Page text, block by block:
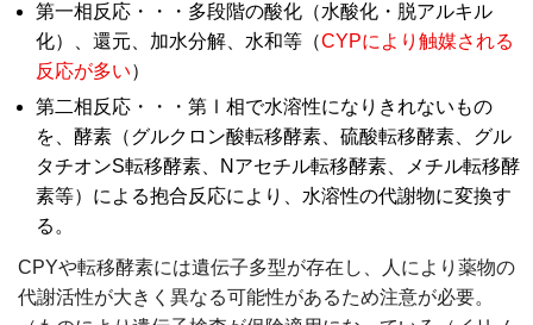
第一相反応・・・多段階の酸化（水酸化・脱アルキル
化）、還元、加水分解、水和等（CYPにより触媒される
反応が多い）
第二相反応・・・第Ⅰ相で水溶性になりきれないもの
を、酵素（グルクロン酸転移酵素、硫酸転移酵素、グル
タチオンS転移酵素、Nアセチル転移酵素、メチル転移酵
素等）による抱合反応により、水溶性の代謝物に変換す
る。
CPYや転移酵素には遺伝子多型が存在し、人により薬物の
代謝活性が大きく異なる可能性があるため注意が必要。